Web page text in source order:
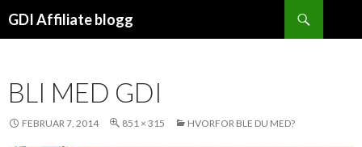
GDI Affiliate blogg
BLI MED GDI
FEBRUAR 7, 2014 851 × 315 HVORFOR BLE DU MED?